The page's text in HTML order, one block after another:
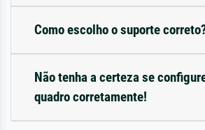
Como escolho o suporte
Não tenha a certeza se
quadro corretamente!